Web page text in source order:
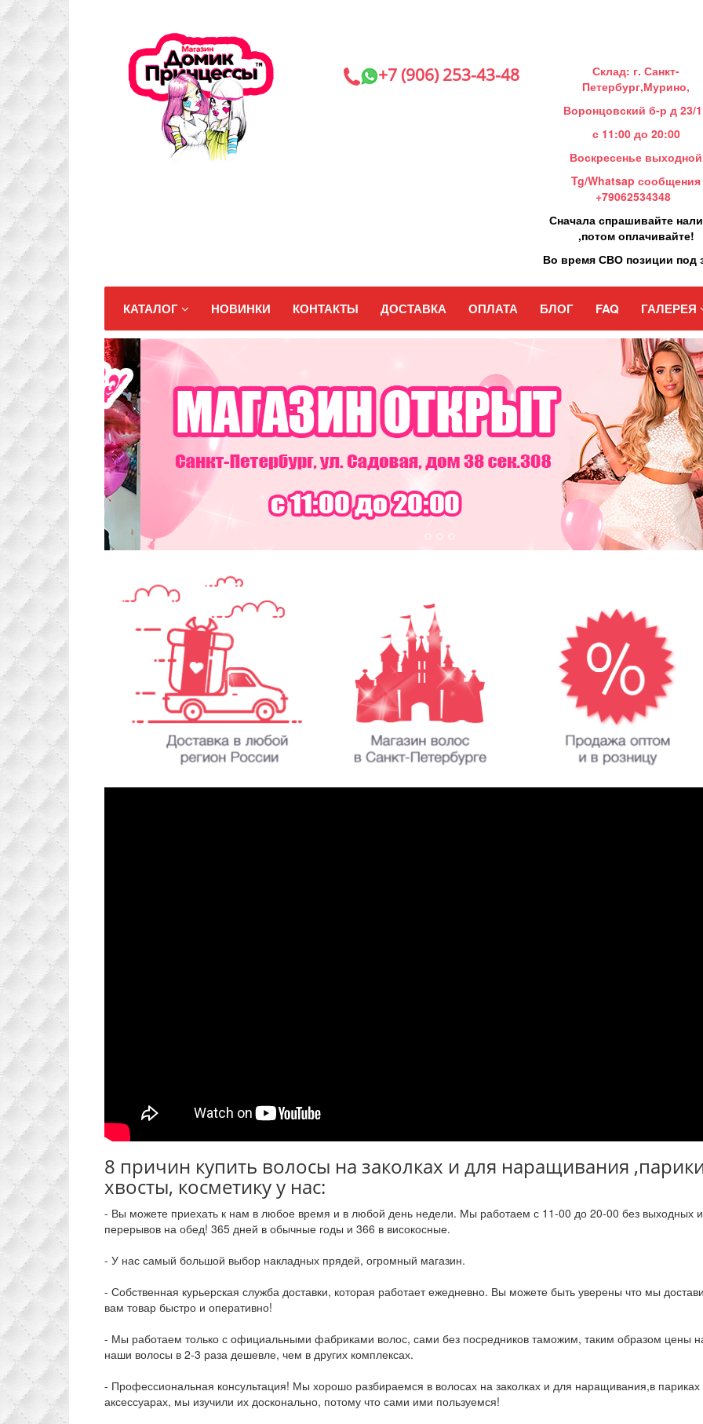
+7 (906) 253-43-48
Склад: г. Санкт-
Петербург,Мурино,
Воронцовский б-р д 23/
с 11:00 до 20:00
Воскресенье выходной
Tg/Whatsap сообщения
+79062534348
Сначала спрашивайте
,потом оплачивайте!
Во время СВО позиции под
КАТАЛОГ НОВИНКИ КОНТАКТЫ ДОСТАВКА ОПЛАТА БЛОГ FAQ ГАЛЕРЕЯ
8 причин купить волосы на заколках и для наращивания
хвосты, косметику у нас:
- Вы можете приехать к нам в любое время и в любой день недели. Мы работаем с 11-00 до 20-00 без выходных и
перерывов на обед! 365 дней в обычные годы и 366 в високосные.
- У нас самый большой выбор накладных прядей, огромный магазин.
- Собственная курьерская служба доставки, которая работает ежедневно. Вы можете быть уверены что мы
вам товар быстро и оперативно!
- Мы работаем только с официальными фабриками волос, сами без посредников таможим, таким образом цены
наши волосы в 2-3 раза дешевле, чем в других комплексах.
- Профессиональная консультация! Мы хорошо разбираемся в волосах на заколках и для наращивания,в париках
аксессуарах, мы изучили их досконально, потому что сами ими пользуемся!